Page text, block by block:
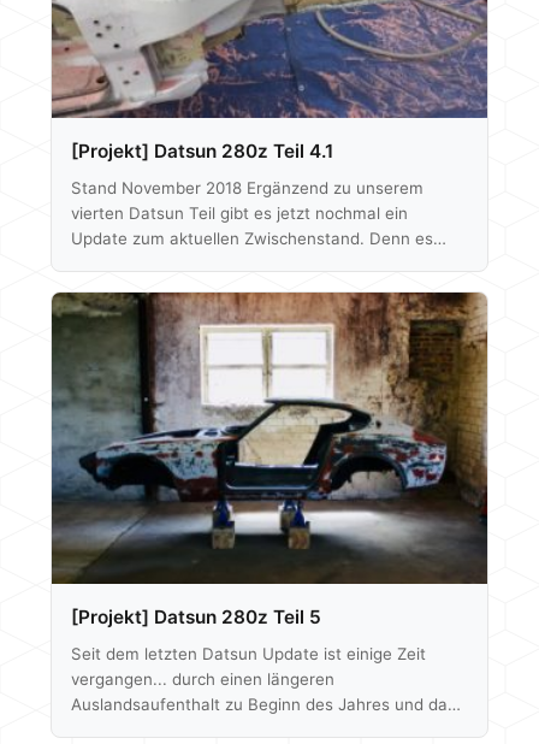
beim Unterboden geschlossen. Auf…
[Projekt] Datsun 280z Teil 4.1
Stand November 2018 Ergänzend zu unserem
vierten Datsun Teil gibt es jetzt nochmal ein
Update zum aktuellen Zwischenstand. Denn es
deshalb auch die Zugehörigkeit zum letzten Artikel,
NEIN - ab dem nächsten Step wird sich die Optik
des Datsun´s auch grundlegend verändern und wir
können endlich beginnen wieder Teile anzubauen.
Denn der Wagen steht aktuell beim Lackierer. Hier
werden allerdings erstmal nur der Innenraum und
der Unterboden neu…
[Projekt] Datsun 280z Teil 5
Seit dem letzten Datsun Update ist einige Zeit
vergangen... durch einen längeren
Auslandsaufenthalt zu Beginn des Jahres und das